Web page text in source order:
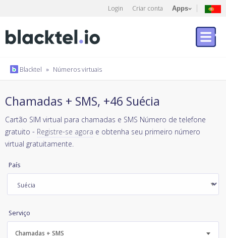
Login Criar conta Apps
Blacktel » Números virtuais
Chamadas + SMS, +46 Suécia
Cartão SIM virtual para chamadas e SMS Número de telefone
gratuito - Registre-se agora e obtenha seu primeiro número
virtual gratuitamente.
País
Serviço
Chamadas + SMS